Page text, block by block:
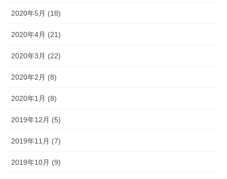
2020年5月 (18)
2020年4月 (21)
2020年3月 (22)
2020年2月 (8)
2020年1月 (8)
2019年12月 (5)
2019年11月 (7)
2019年10月 (9)